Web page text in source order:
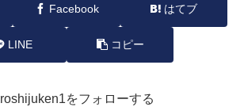
Facebook はてブ
LINE コピー
をフォローする